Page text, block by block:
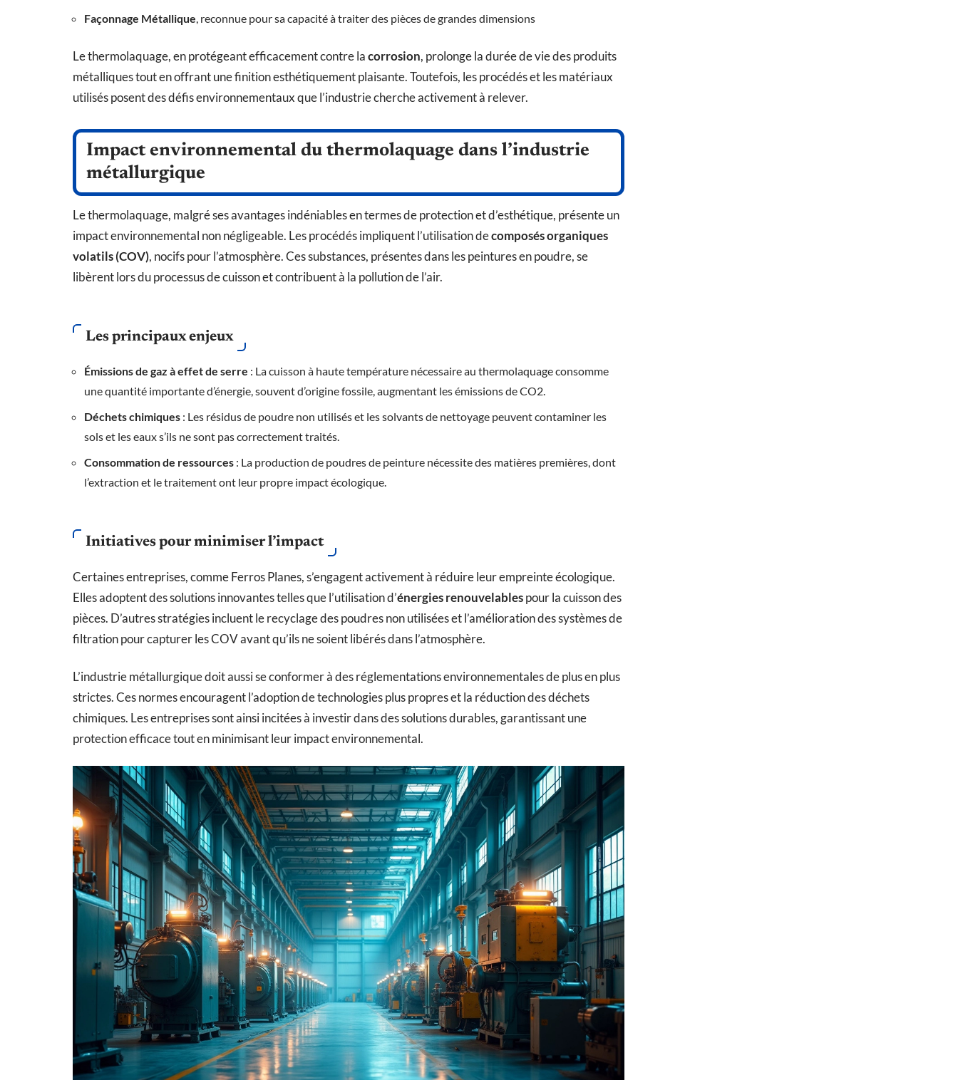
Façonnage Métallique, reconnue pour sa capacité à traiter des pièces de grandes dimensions
Le thermolaquage, en protégeant efficacement contre lacorrosion, prolonge la durée de vie des produits
métalliques tout en offrant une finition esthétiquement plaisante. Toutefois, les procédés et les matériaux
utilisés posent des défis environnementaux que l’industrie cherche activement à relever.
Impact environnemental du thermolaquage dans l’industrie
métallurgique
Le thermolaquage, malgré ses avantages indéniables en termes de protection et d’esthétique, présente un
impact environnemental non négligeable. Les procédés impliquent l’utilisation decomposés organiques
volatils (COV), nocifs pour l’atmosphère. Ces substances, présentes dans les peintures en poudre, se
libèrent lors du processus de cuisson et contribuent à la pollution de l’air.
Les principaux enjeux
Émissions de gaz à effet de serre : La cuisson à haute température nécessaire au thermolaquage consomme
une quantité importante d’énergie, souvent d’origine fossile, augmentant les émissions de CO2.
Déchets chimiques : Les résidus de poudre non utilisés et les solvants de nettoyage peuvent contaminer les
sols et les eaux s’ils ne sont pas correctement traités.
Consommation de ressources : La production de poudres de peinture nécessite des matières premières, dont
l’extraction et le traitement ont leur propre impact écologique.
Initiatives pour minimiser l’impact
Certaines entreprises, comme Ferros Planes, s’engagent activement à réduire leur empreinte écologique.
Elles adoptent des solutions innovantes telles que l’utilisation d’énergies renouvelablespour la cuisson des
pièces. D’autres stratégies incluent le recyclage des poudres non utilisées et l’amélioration des systèmes de
filtration pour capturer les COV avant qu’ils ne soient libérés dans l’atmosphère.
L’industrie métallurgique doit aussi se conformer à des réglementations environnementales de plus en plus
strictes. Ces normes encouragent l’adoption de technologies plus propres et la réduction des déchets
chimiques. Les entreprises sont ainsi incitées à investir dans des solutions durables, garantissant une
protection efficace tout en minimisant leur impact environnemental.